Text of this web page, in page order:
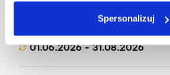
Spersonalizuj
01.06.2026 - 31.08.2026